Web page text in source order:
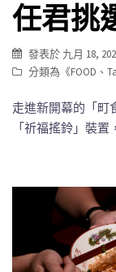
任君挑
發表於 九月 18,
分類為《FOOD 、
走進新開幕的「町
「祈福搖鈴」裝